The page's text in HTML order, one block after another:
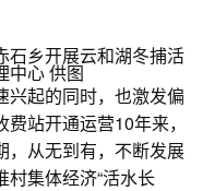
石乡开展云和湖冬捕活
中心 供图
起的同时，也激发偏
站开通运营10年来，
，从无到有，不断发展
集体经济“活水长